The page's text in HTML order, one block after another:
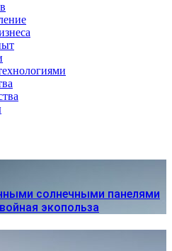
солнечными панелями
экопольза